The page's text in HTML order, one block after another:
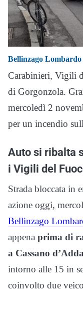
Bellinzago Lombardo
Carabinieri, Vigili
di Gorgonzola.
mercoledì 2
per un incendio
Auto si ribalta
i Vigili del
Strada bloccata in
azione oggi,
Bellinzago
appena prima di
a Cassano d’Adda
intorno alle 15 in
coinvolto due